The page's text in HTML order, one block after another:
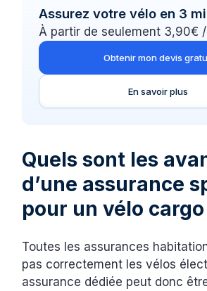
Assurez votre vélo en 3
À partir de seulement 3,90€
Obtenir mon devis
En savoir plus
Quels sont les
d’une assurance
pour un vélo cargo
Toutes les assurances
pas correctement les vélos
assurance dédiée peut donc